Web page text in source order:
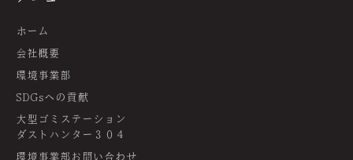
ホーム
会社概要
環境事業部
SDGsへの貢献
大型ゴミステーション
ダストハンター３０４
環境事業部お問い合わせ